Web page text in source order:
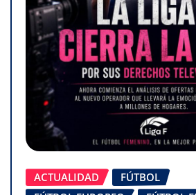
ACTUALIDAD
FÚTBOL